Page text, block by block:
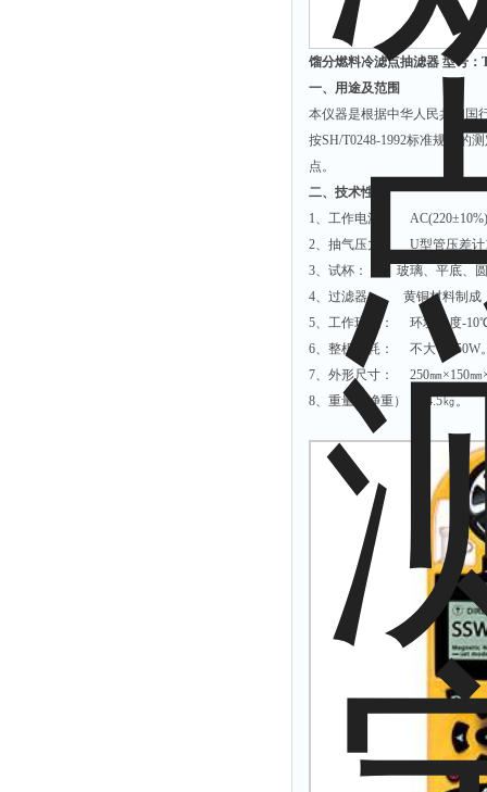
馏分燃料冷滤点抽滤器 型号：
一、用途及范围
本仪器是根据中华人民共和国
按SH/T0248-1992标准规定的
点。
二、技术性能
1、工作电源：
2、抽气压力： U型管压差计
3、试杯： 玻璃、平底、圆形
4、过滤器： 黄铜材料制成
5、工作环境： 环境温度-
6、整机功耗： 不大于150W
7、外形尺寸： 250㎜×150㎜
8、重量（净重）： 4.5㎏。